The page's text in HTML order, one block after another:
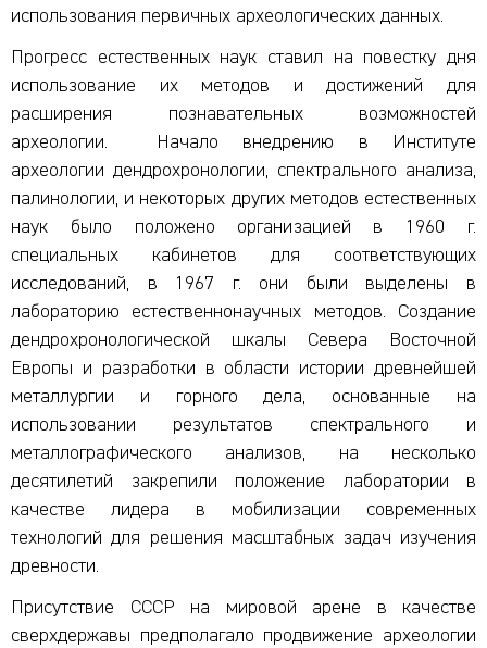
использования первичных археологических данных.
Прогресс естественных наук ставил на повестку дня
использование их методов и достижений для
расширения познавательных возможностей
археологии. Начало внедрению в Институте
археологии дендрохронологии, спектрального анализа,
палинологии, и некоторых других методов естественных
наук было положено организацией в 1960 г.
специальных кабинетов для соответствующих
исследований, в 1967 г. они были выделены в
лабораторию естественнонаучных методов. Создание
дендрохронологической шкалы Севера Восточной
Европы и разработки в области истории древнейшей
металлургии и горного дела, основанные на
использовании результатов спектрального и
металлографического анализов, на несколько
десятилетий закрепили положение лаборатории в
качестве лидера в мобилизации современных
технологий для решения масштабных задач изучения
древности.
Присутствие СССР на мировой арене в качестве
сверхдержавы предполагало продвижение археологии